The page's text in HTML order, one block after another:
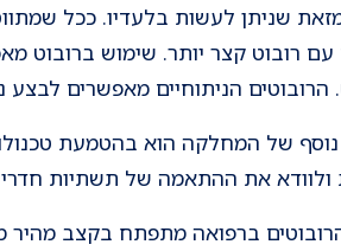
שניתן לעשות בלעדיו. ככל
עם רובוט קצר יותר. שימוש ברובוט
הרובוטים הניתוחיים מאפשרים לבצע
של המחלקה הוא בהטמעת
ולוודא את ההתאמה של תשתיות
ברפואה מתפתח בקצב מהיר